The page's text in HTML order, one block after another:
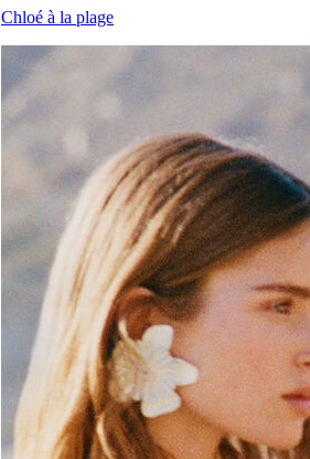
Chloé à la plage